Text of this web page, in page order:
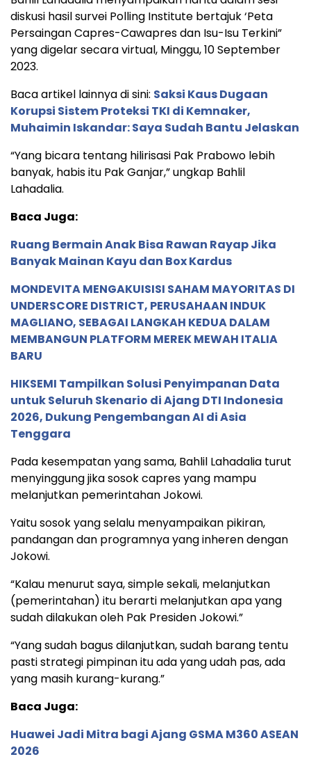
diskusi hasil survei Polling Institute bertajuk ‘Peta
Persaingan Capres-Cawapres dan Isu-Isu Terkini”
yang digelar secara virtual, Minggu, 10 September
2023.
Baca artikel lainnya di sini: Saksi Kaus Dugaan
Korupsi Sistem Proteksi TKI di Kemnaker,
Muhaimin Iskandar: Saya Sudah Bantu Jelaskan
“Yang bicara tentang hilirisasi Pak Prabowo lebih
banyak, habis itu Pak Ganjar,” ungkap Bahlil
Lahadalia.
Baca Juga:
Ruang Bermain Anak Bisa Rawan Rayap Jika
Banyak Mainan Kayu dan Box Kardus
MONDEVITA MENGAKUISISI SAHAM MAYORITAS DI
UNDERSCORE DISTRICT, PERUSAHAAN INDUK
MAGLIANO, SEBAGAI LANGKAH KEDUA DALAM
MEMBANGUN PLATFORM MEREK MEWAH ITALIA
BARU
HIKSEMI Tampilkan Solusi Penyimpanan Data
untuk Seluruh Skenario di Ajang DTI Indonesia
2026, Dukung Pengembangan AI di Asia
Tenggara
Pada kesempatan yang sama, Bahlil Lahadalia turut
menyinggung jika sosok capres yang mampu
melanjutkan pemerintahan Jokowi.
Yaitu sosok yang selalu menyampaikan pikiran,
pandangan dan programnya yang inheren dengan
Jokowi.
“Kalau menurut saya, simple sekali, melanjutkan
(pemerintahan) itu berarti melanjutkan apa yang
sudah dilakukan oleh Pak Presiden Jokowi.”
“Yang sudah bagus dilanjutkan, sudah barang tentu
pasti strategi pimpinan itu ada yang udah pas, ada
yang masih kurang-kurang.”
Baca Juga:
Huawei Jadi Mitra bagi Ajang GSMA M360 ASEAN
2026